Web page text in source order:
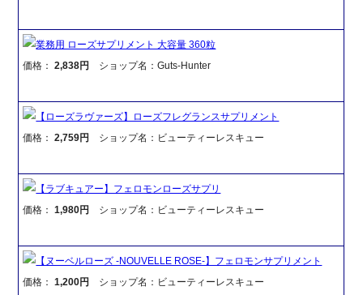
業務用 ローズサプリメント 大容量 360粒
価格：2,838円 ショップ名：Guts-Hunter
【ローズラヴァーズ】ローズフレグランスサプリメント
価格：2,759円 ショップ名：ビューティーレスキュー
【ラブキュアー】フェロモンローズサプリ
価格：1,980円 ショップ名：ビューティーレスキュー
【ヌーベルローズ -NOUVELLE ROSE-】フェロモンサプリメント
価格：1,200円 ショップ名：ビューティーレスキュー